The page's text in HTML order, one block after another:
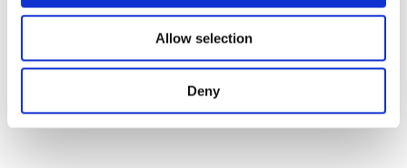
Allow selection
Deny
Применить